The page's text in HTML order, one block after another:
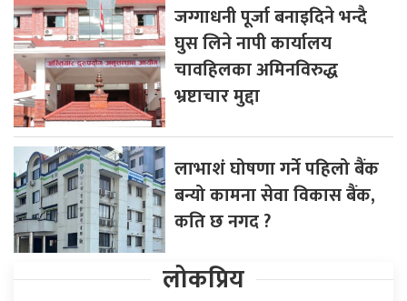
जग्गाधनी पूर्जा बनाइदिने भन्दै
घुस लिने नापी कार्यालय
चावहिलका अमिनविरुद्ध
भ्रष्टाचार मुद्दा
लाभाशं घोषणा गर्ने पहिलो बैंक
बन्यो कामना सेवा विकास बैंक,
कति छ नगद ?
लोकप्रिय